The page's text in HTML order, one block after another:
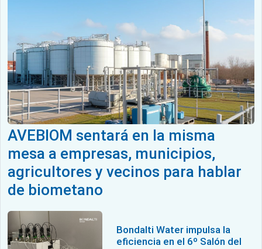
AVEBIOM sentará en la misma
mesa a empresas, municipios,
agricultores y vecinos para hablar
de biometano
Bondalti Water impulsa la
eficiencia en el 6º Salón del